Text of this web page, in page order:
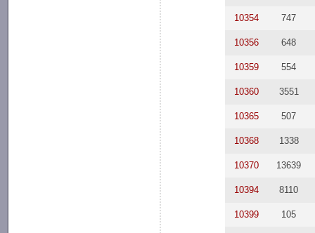
10354 747
10356 648
10359 554
10360 3551
10365 507
10368 1338
10370 13639
10394 8110
10399 105